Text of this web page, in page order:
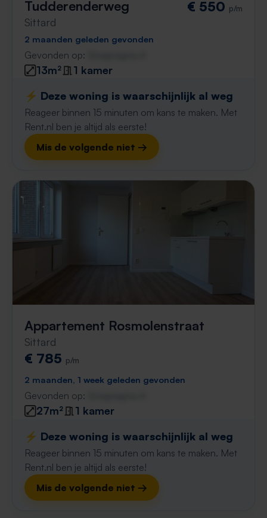
Tudderenderweg
Sittard
€ 550 p/m
2 maanden geleden gevonden
Gevonden op:
13m²
1 kamer
⚡️ Deze woning is waarschijnlijk al weg
Reageer binnen 15 minuten om kans te maken. Met
Rent.nl ben je altijd als eerste!
Mis de volgende niet →
Appartement Rosmolenstraat
Sittard
€ 785 p/m
2 maanden, 1 week geleden gevonden
Gevonden op:
27m²
1 kamer
⚡️ Deze woning is waarschijnlijk al weg
Reageer binnen 15 minuten om kans te maken. Met
Rent.nl ben je altijd als eerste!
Mis de volgende niet →